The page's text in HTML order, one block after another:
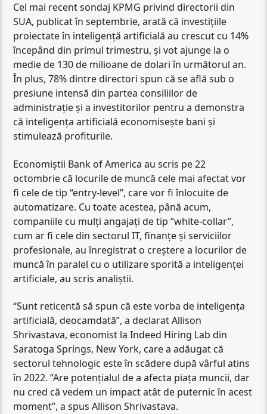
Cel mai recent sondaj KPMG privind directorii din
SUA, publicat în septembrie, arată că investiţiile
proiectate în inteligenţă artificială au crescut cu 14%
începând din primul trimestru, şi vot ajunge la o
medie de 130 de milioane de dolari în următorul an.
În plus, 78% dintre directori spun că se află sub o
presiune intensă din partea consiliilor de
administraţie şi a investitorilor pentru a demonstra
că inteligenţa artificială economiseşte bani şi
stimulează profiturile.
Economiştii Bank of America au scris pe 22
octombrie că locurile de muncă cele mai afectat vor
fi cele de tip “entry-level”, care vor fi înlocuite de
automatizare. Cu toate acestea, până acum,
companiile cu mulţi angajaţi de tip “white-collar”,
cum ar fi cele din sectorul IT, finanţe şi serviciilor
profesionale, au înregistrat o creştere a locurilor de
muncă în paralel cu o utilizare sporită a inteligenţei
artificiale, au scris analiştii.
“Sunt reticentă să spun că este vorba de inteligenţa
artificială, deocamdată”, a declarat Allison
Shrivastava, economist la Indeed Hiring Lab din
Saratoga Springs, New York, care a adăugat că
sectorul tehnologic este în scădere după vârful atins
în 2022. “Are potenţialul de a afecta piaţa muncii, dar
nu cred că vedem un impact atât de puternic în acest
moment”, a spus Allison Shrivastava.